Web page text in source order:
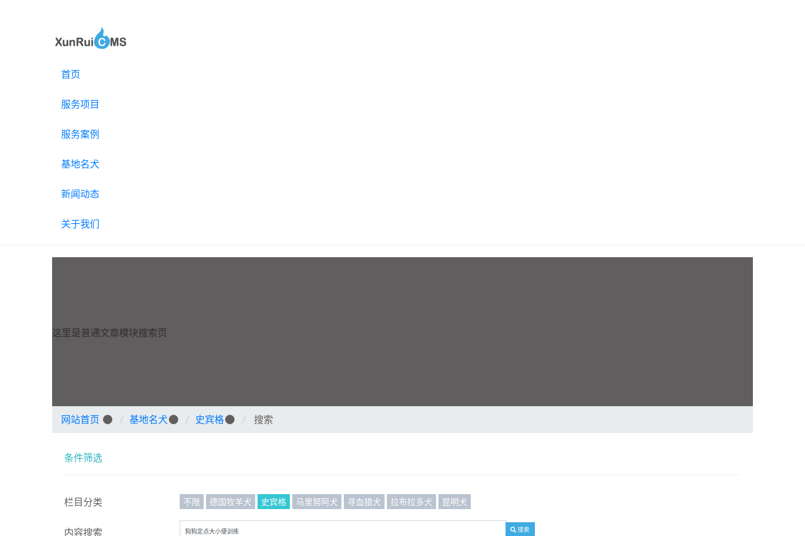
首页
服务项目
服务案例
基地名犬
新闻动态
关于我们
这里是普通文章模块搜索页
网站首页 基地名犬 史宾格 搜索
条件筛选
栏目分类 不限 德国牧羊犬 史宾格 马里努阿犬 寻血猎犬 拉布拉多犬 昆明犬
内容搜索 搜索